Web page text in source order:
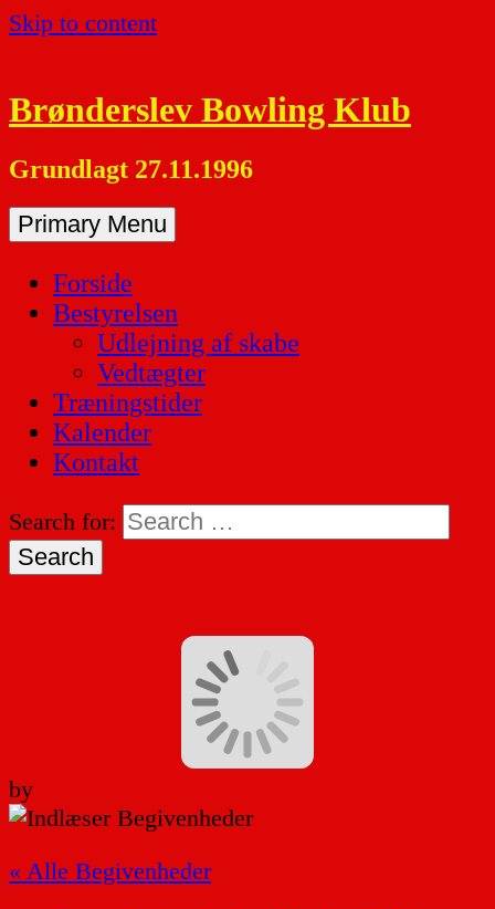
Skip to content
Brønderslev Bowling Klub
Grundlagt 27.11.1996
Primary Menu
Forside
Bestyrelsen
Udlejning af skabe
Vedtægter
Træningstider
Kalender
Kontakt
Search for:
by
« Alle Begivenheder